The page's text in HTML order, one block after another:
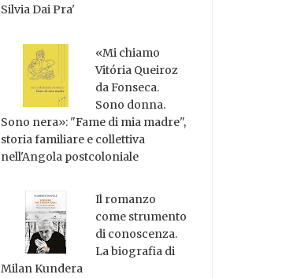
Silvia Dai Pra'
«Mi chiamo
Vitória Queiroz
da Fonseca.
Sono donna.
Sono nera»: "Fame di mia madre",
storia familiare e collettiva
nell'Angola postcoloniale
Il romanzo
come strumento
di conoscenza.
La biografia di
Milan Kundera